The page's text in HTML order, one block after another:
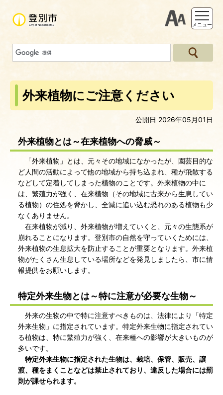
支援ツー
メニュー
外来植物にご注意ください
公開日 2026年05月01日
外来植物とは～在来植物への脅威～
「外来植物」とは、元々その地域になかったが、園芸目的な
ど人間の活動によって他の地域から持ち込まれ、種が飛散する
などして定着してしまった植物のことです。外来植物の中に
は、繁殖力が強く、在来植物（その地域に古来から生息してい
る植物）の住処を脅かし、全滅に追い込む恐れのある植物も少
なくありません。
在来植物が減り、外来植物が増えていくと、元々の生態系が
崩れることになります。登別市の自然を守っていくためには、
外来植物の生息拡大を防止することが重要となります。外来植
物がたくさん生息している場所などを発見しましたら、市に情
報提供をお願いします。
特定外来生物とは～特に注意が必要な生物～
外来の生物の中で特に注意すべきものは、法律により「特定
外来生物」に指定されています。特定外来生物に指定されてい
る植物は、特に繁殖力が強く、在来種への影響が大きいものが
多いです。
特定外来生物に指定された生物は、栽培、保管、販売、譲
渡、種をまくことなどは禁止されており、違反した場合には罰
則が課せられます。